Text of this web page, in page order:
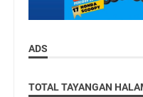
ADS
TOTAL TAYANGAN